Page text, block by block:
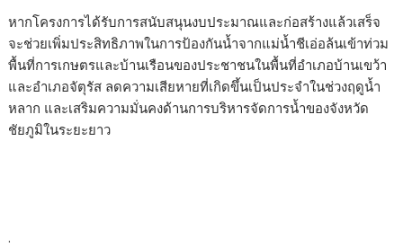
หากโครงการได้รับการสนับสนุนงบประมาณและก่อสร้างแล้วเสร็จ
จะช่วยเพิ่มประสิทธิภาพในการป้องกันน้ำจากแม่น้ำชีเอ่อล้นเข้าท่วม
พื้นที่การเกษตรและบ้านเรือนของประชาชนในพื้นที่อำเภอบ้านเขว้า
และอำเภอจัตุรัส ลดความเสียหายที่เกิดขึ้นเป็นประจำในช่วงฤดูน้ำ
หลาก และเสริมความมั่นคงด้านการบริหารจัดการน้ำของจังหวัด
ชัยภูมิในระยะยาว
.